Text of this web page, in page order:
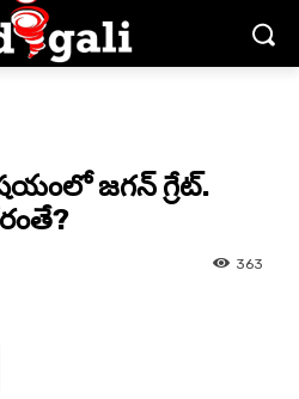
జగన్ గ్రేట్.
363